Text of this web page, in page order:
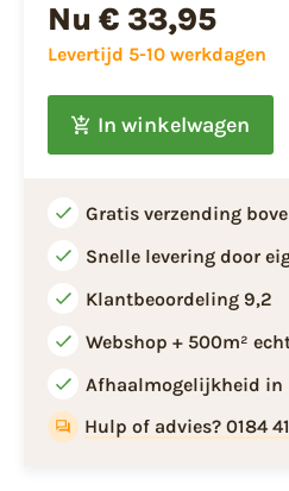
Nu € 33,95
Levertijd 5-10 werkdagen
In winkelwagen
Gratis verzending
Snelle levering door
Klantbeoordeling 9,2
Webshop + 500m²
Afhaalmogelijkheid in
Hulp of advies? 0184